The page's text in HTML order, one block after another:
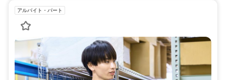
アルバイト・パート